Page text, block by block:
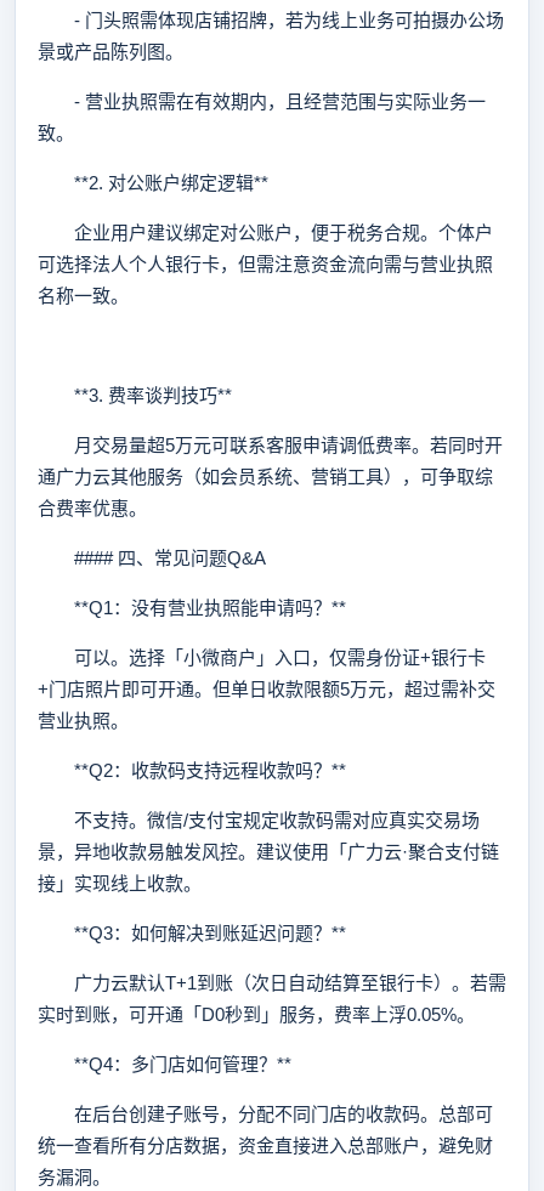
- 门头照需体现店铺招牌，若为线上业务可拍摄办公场
景或产品陈列图。
- 营业执照需在有效期内，且经营范围与实际业务一
致。
**2. 对公账户绑定逻辑**
企业用户建议绑定对公账户，便于税务合规。个体户
可选择法人个人银行卡，但需注意资金流向需与营业执照
名称一致。
**3. 费率谈判技巧**
月交易量超5万元可联系客服申请调低费率。若同时开
通广力云其他服务（如会员系统、营销工具），可争取综
合费率优惠。
#### 四、常见问题Q&A
**Q1：没有营业执照能申请吗？**
可以。选择「小微商户」入口，仅需身份证+银行卡
+门店照片即可开通。但单日收款限额5万元，超过需补交
营业执照。
**Q2：收款码支持远程收款吗？**
不支持。微信/支付宝规定收款码需对应真实交易场
景，异地收款易触发风控。建议使用「广力云·聚合支付链
接」实现线上收款。
**Q3：如何解决到账延迟问题？**
广力云默认T+1到账（次日自动结算至银行卡）。若需
实时到账，可开通「D0秒到」服务，费率上浮0.05%。
**Q4：多门店如何管理？**
在后台创建子账号，分配不同门店的收款码。总部可
统一查看所有分店数据，资金直接进入总部账户，避免财
务漏洞。